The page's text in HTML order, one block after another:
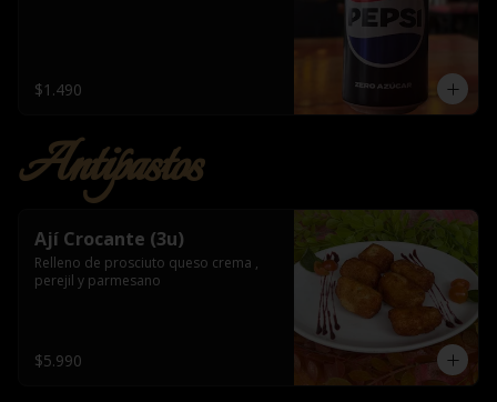
$1.490
Antipastos
Ají Crocante (3u)
Relleno de prosciuto queso crema ,
perejil y parmesano
$5.990